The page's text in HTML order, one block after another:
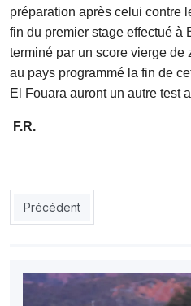
préparation après celui contre
fin du premier stage effectué à
terminé par un score vierge de
au pays programmé la fin de
El Fouara auront un autre test
F.R.
Article précédent : USMA :
Précédent